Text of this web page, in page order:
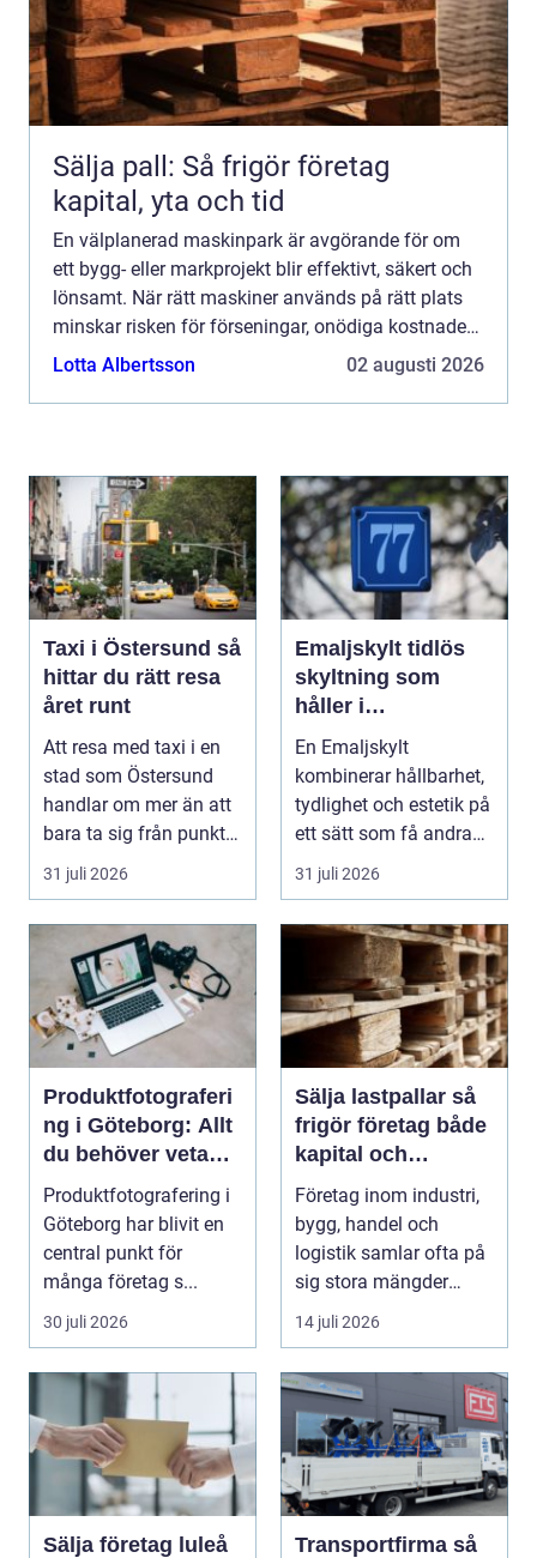
Sälja pall: Så frigör företag
kapital, yta och tid
En välplanerad maskinpark är avgörande för om
ett bygg- eller markprojekt blir effektivt, säkert och
lönsamt. När rätt maskiner används på rätt plats
minskar risken för förseningar, onödiga kostnader
och kvalitetsbrister. För både privatpersoner och ...
Lotta Albertsson 02 augusti 2026
Taxi i Östersund så
hittar du rätt resa
året runt
Att resa med taxi i en
stad som Östersund
handlar om mer än att
bara ta sig från punkt A
till punkt ...
31 juli 2026
Emaljskylt tidlös
skyltning som
håller i
generationer
En Emaljskylt
kombinerar hållbarhet,
tydlighet och estetik på
ett sätt som få andra
skyltmaterial gö...
31 juli 2026
Produktfotograferi
ng i Göteborg: Allt
du behöver veta
som företag
Produktfotografering i
Göteborg har blivit en
central punkt för
många företag s...
30 juli 2026
Sälja lastpallar så
frigör företag både
kapital och
lagerutrymme
Företag inom industri,
bygg, handel och
logistik samlar ofta på
sig stora mängder
lastpallar. De tar...
14 juli 2026
Sälja företag luleå
Transportfirma så